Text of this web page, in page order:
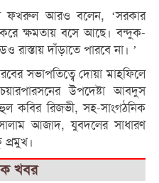
ফখরুল আরও বলেন, ‘সরকার
ক্ষমতায় বসে আছে। বন্দুক-
রাস্তায় দাঁড়াতে পারবে না। ’
সভাপতিত্বে দোয়া মাহফিলে
উপদেষ্টা আবদুস
কবির রিজভী, সহ-সাংগঠনিক
আজাদ, যুবদলের সাধারণ
খবর